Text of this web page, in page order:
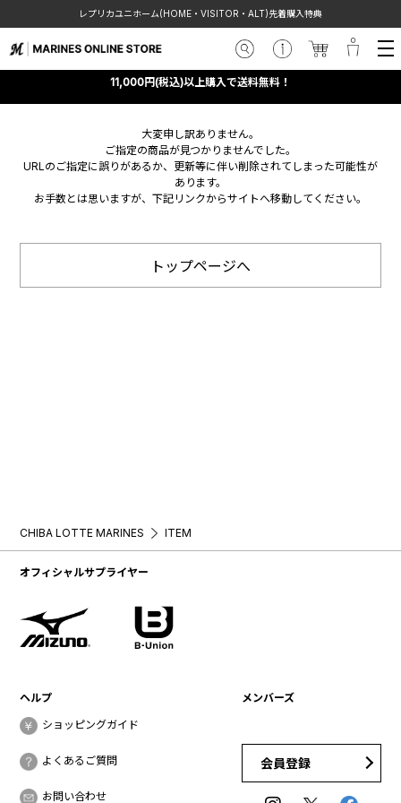
レプリカユニホーム(HOME・VISITOR・ALT)先着購入特典
11,000円(税込)以上購入で送料無料！
大変申し訳ありません。
ご指定の商品が見つかりませんでした。
URLのご指定に誤りがあるか、更新等に伴い削除されてしまった可能性が
あります。
お手数とは思いますが、下記リンクからサイトへ移動してください。
トップページへ
CHIBA LOTTE MARINES ITEM
オフィシャルサプライヤー
ヘルプ
ショッピングガイド
よくあるご質問
お問い合わせ
メンバーズ
会員登録